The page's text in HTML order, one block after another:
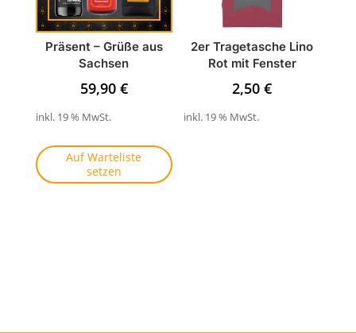
Präsent – Grüße aus
Sachsen
59,90 €
inkl. 19 % MwSt.
Auf Warteliste
setzen
2er Tragetasche Lino
Rot mit Fenster
2,50€
inkl. 19 % MwSt.